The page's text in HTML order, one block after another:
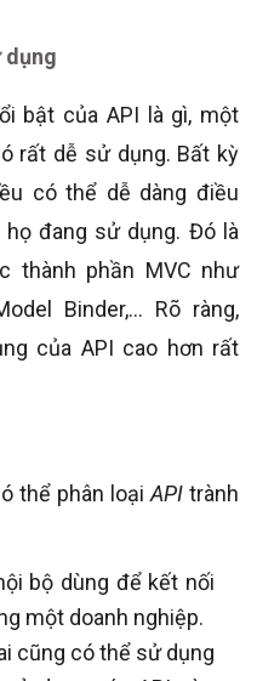
dụng
bật của API là gì, một
rất dễ sử dụng. Bất kỳ
có thể dễ dàng điều
đang sử dụng. Đó là
thành phần MVC như
Binder,… Rõ ràng,
của API cao hơn rất
thể phân loại API trành
bộ dùng để kết nối
một doanh nghiệp.
cũng có thể sử dụng